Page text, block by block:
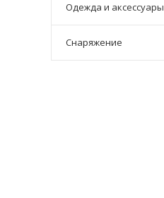
Одежда и аксессуары
Снаряжение